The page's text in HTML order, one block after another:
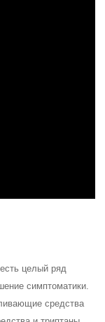
целый ряд
симптоматики.
средства